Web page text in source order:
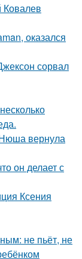
Ковалев
оказался
сорвал
вернула
он делает с
Ксения
не пьёт, не